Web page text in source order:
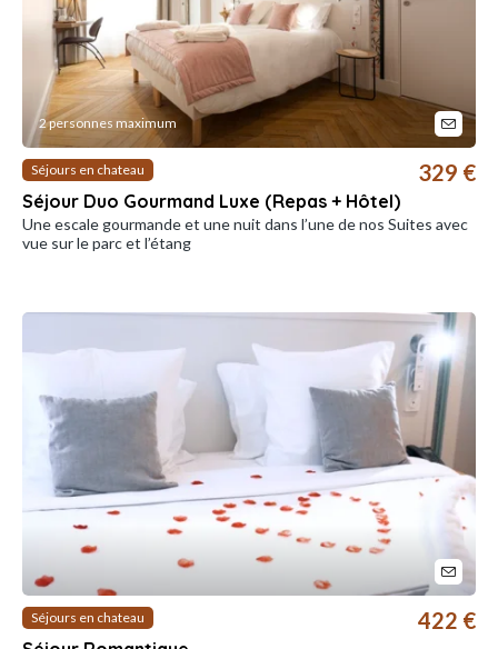
2 personnes maximum
Séjours en chateau
Séjour Duo Gourmand Luxe (Repas + Hôtel)
329 €
Une escale gourmande et une nuit dans l’une de nos Suites avec
vue sur le parc et l’étang
Séjours en chateau 422 €